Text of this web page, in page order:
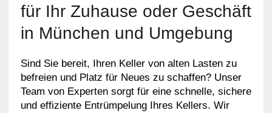
für Ihr Zuhause oder Geschäft
in München und Umgebung
Sind Sie bereit, Ihren Keller von alten Lasten zu
befreien und Platz für Neues zu schaffen? Unser
Team von Experten sorgt für eine schnelle, sichere
und effiziente Entrümpelung Ihres Kellers. Wir